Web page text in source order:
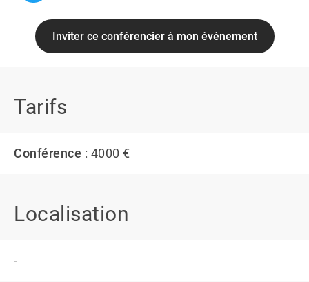
Inviter ce conférencier à mon événement
Tarifs
Conférence : 4000 €
Localisation
-